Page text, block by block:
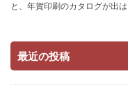
と、年賀印刷のカタログが出
最近の投稿